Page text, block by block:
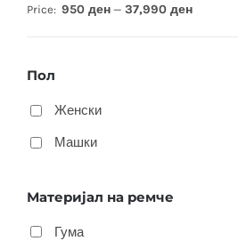
Price: 950 ден — 37,990 ден
Пол
Женски
Машки
Материјал на ремче
Гума